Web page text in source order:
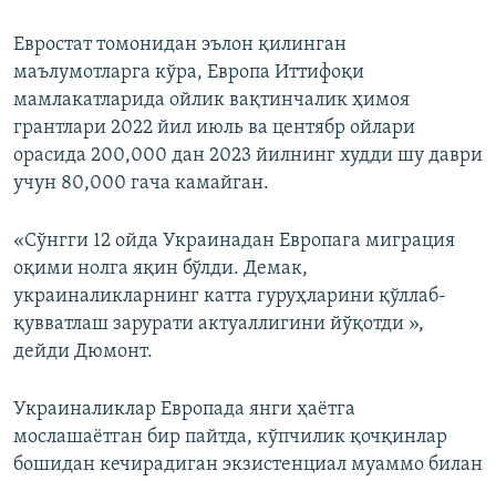
Евростат томонидан эълон қилинган
маълумотларга кўра, Европа Иттифоқи
мамлакатларида ойлик вақтинчалик ҳимоя
грантлари 2022 йил июль ва центябр ойлари
орасида 200,000 дан 2023 йилнинг худди шу даври
учун 80,000 гача камайган.
«Сўнгги 12 ойда Украинадан Европага миграция
оқими нолга яқин бўлди. Демак,
украиналикларнинг катта гуруҳларини қўллаб-
қувватлаш зарурати актуаллигини йўқотди »,
дейди Дюмонт.
Украиналиклар Европада янги ҳаётга
мослашаётган бир пайтда, кўпчилик қочқинлар
бошидан кечирадиган экзистенциал муаммо билан